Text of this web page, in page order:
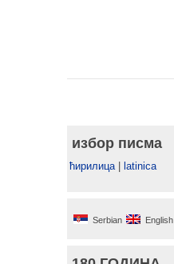
избор писма
ћирилица latinica
Serbian English